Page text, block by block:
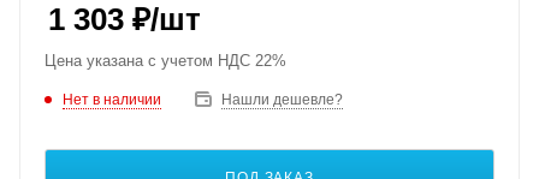
1 303 ₽/шт
Цена указана с учетом НДС 22%
Нет в наличии Нашли дешевле?